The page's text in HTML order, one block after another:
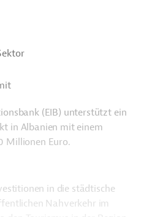
(EIB) unterstützt ein
in Albanien mit einem
Millionen Euro.
in die städtische
Nahverkehr im